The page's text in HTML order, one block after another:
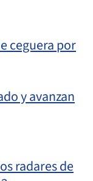
ceguera por
y avanzan
radares de